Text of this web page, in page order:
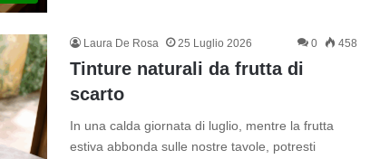
Laura De Rosa 25 Luglio 2026 0 458
Tinture naturali da frutta di
scarto
In una calda giornata di luglio, mentre la frutta
estiva abbonda sulle nostre tavole, potresti